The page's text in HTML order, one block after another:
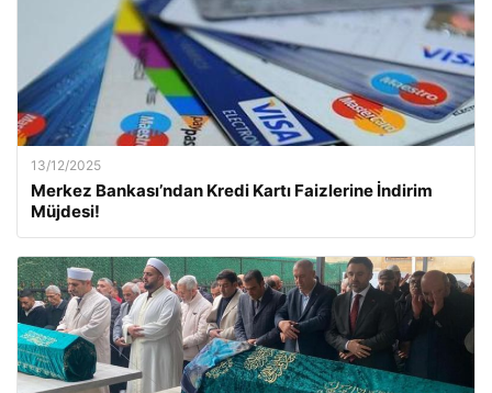
13/12/2025
Merkez Bankası’ndan Kredi Kartı Faizlerine İndirim
Müjdesi!